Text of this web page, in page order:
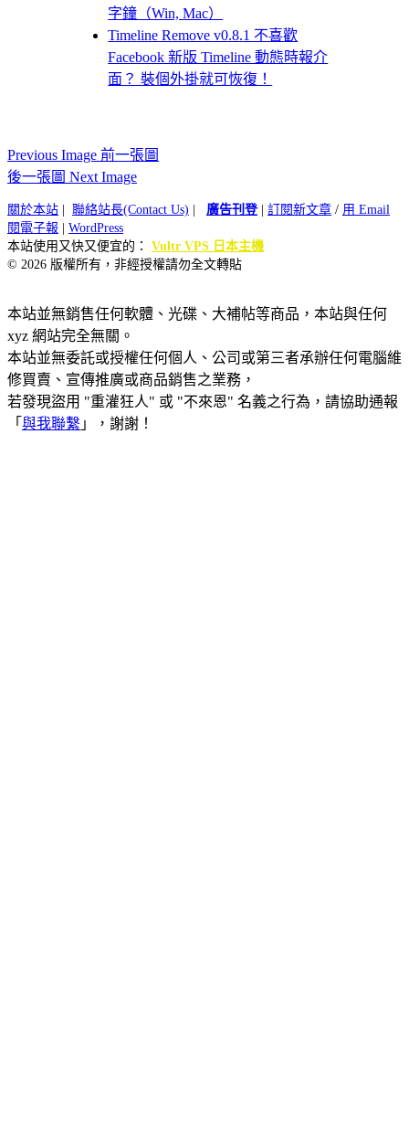
字鐘（Win, Mac）
Timeline Remove v0.8.1 不喜歡
Facebook 新版 Timeline 動態時報介
面？ 裝個外掛就可恢復！
Previous Image 前一張圖
後一張圖 Next Image
關於本站 聯絡站長(Contact Us) 廣告刊登| 訂閱新文章 / 用 Email
閱電子報
WordPress
本站使用又快又便宜的： Vultr VPS 日本主機
© 2026 版權所有，非經授權請勿全文轉貼
本站並無銷售任何軟體、光碟、大補帖等商品，本站與任何
xyz 網站完全無關。
本站並無委託或授權任何個人、公司或第三者承辦任何電腦維
修買賣、宣傳推廣或商品銷售之業務，
若發現盜用 "重灌狂人" 或 "不來恩" 名義之行為，請協助通報
「 與我聯繫 」，謝謝！